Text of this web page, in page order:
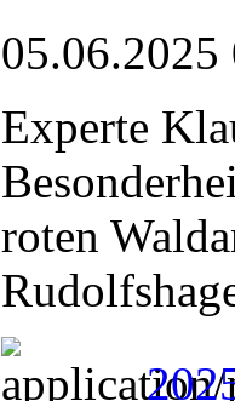
05.06.2025
Experte
roten